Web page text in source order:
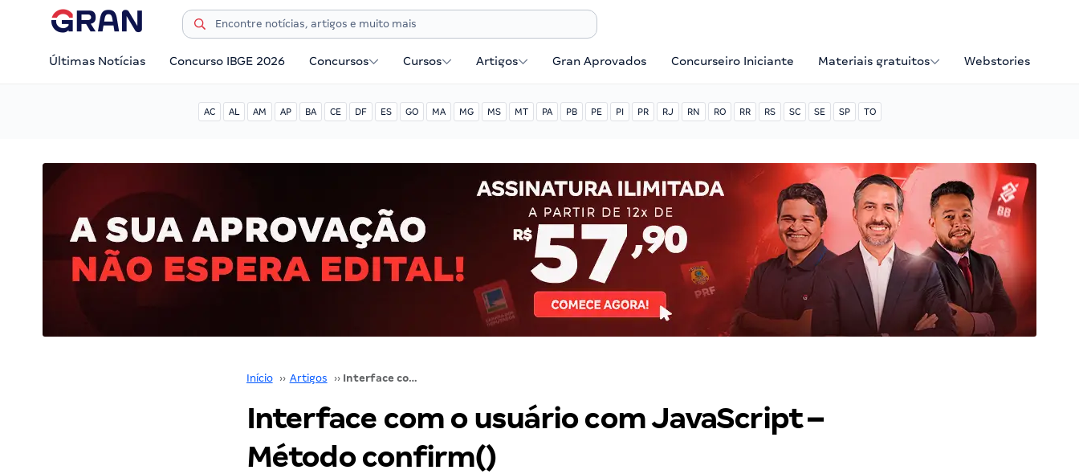
Últimas Notícias Concurso IBGE 2026 Concursos Cursos Artigos Gran Aprovados Concurseiro Iniciante Materiais gratuitos Webstories
AC AL AM AP BA CE DF ES GO MA MG MS MT PA PB PE PI PR RJ RN RO RR RS SC SE SP TO
Início ›› Artigos ›› Interface com o usuário com JavaScript – Método confirm()
Interface com o usuário com JavaScript –
Método confirm()